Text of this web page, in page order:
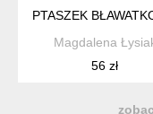
PTASZEK
Magdalena
56 zł